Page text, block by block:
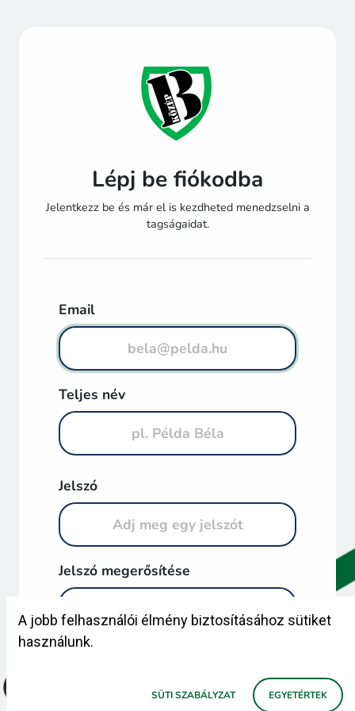
Lépj be fiókodba
Jelentkezz be és már el is kezdheted menedzselni a
tagságaidat.
Email
Teljes név
Jelszó
Jelszó megerősítése
REGISZTRÁCIÓ
A jobb felhasználói élmény biztosításához sütiket
használunk.
SÜTI SZABÁLYZAT EGYETÉRTEK